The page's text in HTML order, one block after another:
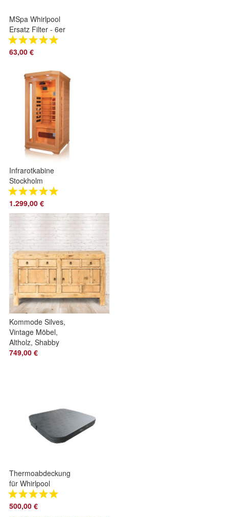
MSpa Whirlpool
Ersatz Filter - 6er
Pack / Filter
cartridge LF90
63,00 €
Infrarotkabine
Stockholm
1.299,00 €
Kommode Silves,
Vintage Möbel,
Altholz, Shabby
Look, Rustikal,
749,00 €
Thermoabdeckung
für Whirlpool
Outdoor Spa
230x230cm in
500,00 €